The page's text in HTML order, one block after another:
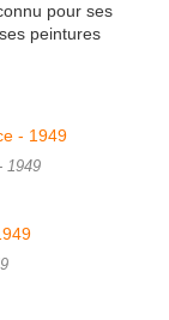
pour ses
peintures
1949